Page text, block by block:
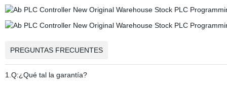
PREGUNTAS FRECUENTES
1.Q:¿Qué tal la garantía?